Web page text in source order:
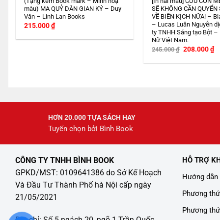
màu) MA QUỶ DÂN GIAN KÝ – Duy
Văn – Linh Lan Books
215.000₫
SẼ KHÔNG CẦN QUYỂN
VỀ BIÊN KỊCH NỮA! –
– Lucas Luân Nguyễn
ty TNHH Sáng tạo Bột –
Nữ Việt Nam.
245.000₫ Giá
là:
208.000₫
HƠN 20.000 TỰA SÁCH HAY
Tuyển chọn bởi Bình Book
CÔNG TY TNHH BÌNH BOOK
GPKD/MST: 0109641386 do Sở Kế Hoạch
Và Đầu Tư Thành Phố hà Nội cấp ngày
21/05/2021
HỖ TRỢ
Hướng
Phương
Phương